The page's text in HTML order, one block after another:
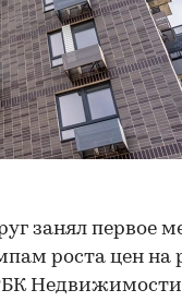
занял первое
роста цен на